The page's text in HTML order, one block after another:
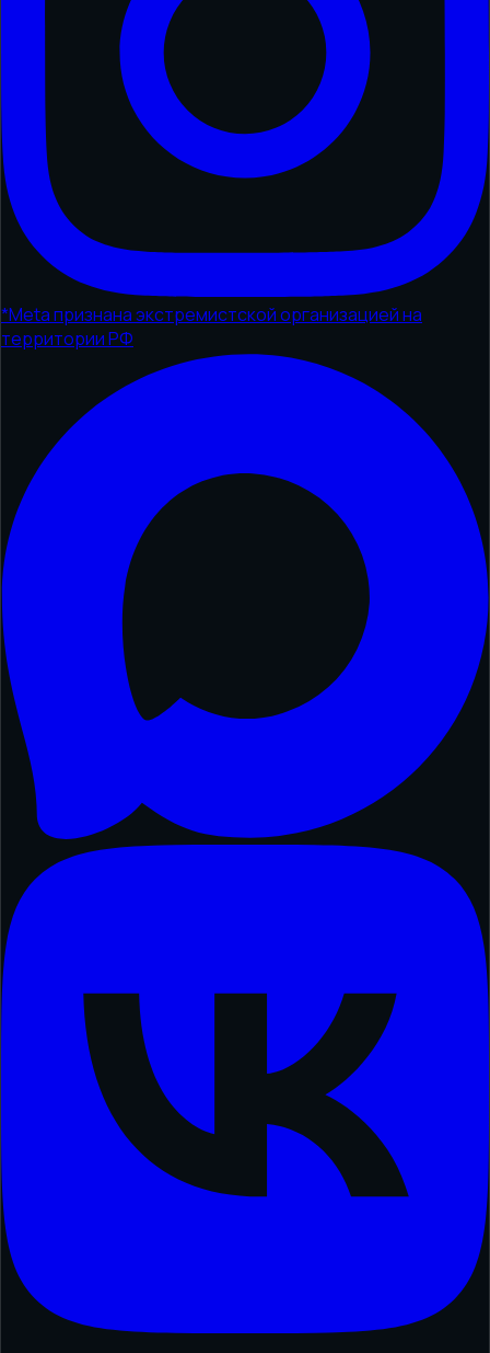
*Meta признана экстремистской организацией на
территории РФ